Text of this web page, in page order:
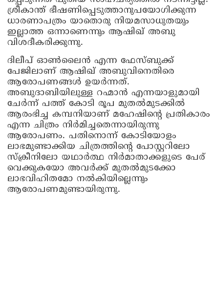
ശ്രീകാന്ത് ഭീഷണിപ്പെടുത്താനുപയോഗിക്കുന്ന
ധാരണാപത്രം യാതൊരു നിയമസാധുതയും
ഇല്ലാത്ത ഒന്നാണെന്നും ആഷിഖ് അബു
വിശദീകരിക്കുന്നു.
ദിലീപ് ഓണ്‍ലൈന്‍ എന്ന ഫേസ്ബുക്ക്
പേജിലാണ് ആഷിഖ് അബുവിനെതിരെ
ആരോപണങ്ങള്‍ ഉയര്‍ന്നത്.
അബുദാബിയിലുള്ള റഹ്മാന്‍ എന്നയാളുമായി
ചേര്‍ന്ന് പത്ത് കോടി രൂപ മുതല്‍മുടക്കില്‍
ആരംഭിച്ച കമ്പനിയാണ് മഹേഷിന്റെ പ്രതികാരം
എന്ന ചിത്രം നിര്‍മിച്ചതെന്നായിരുന്നു
ആരോപണം. പതിനൊന്ന് കോടിയോളം
ലാഭമുണ്ടാക്കിയ ചിത്രത്തിന്റെ പോസ്റ്ററിലോ
സ്‌ക്രീനിലോ യഥാര്‍ത്ഥ നിര്‍മാതാക്കളുടെ പേര്
വെക്കുകയോ അവര്‍ക്ക് മുതല്‍മുടക്കോ
ലാഭവിഹിതമോ നല്‍കിയില്ലെന്നും
ആരോപണമുണ്ടായിരുന്നു.